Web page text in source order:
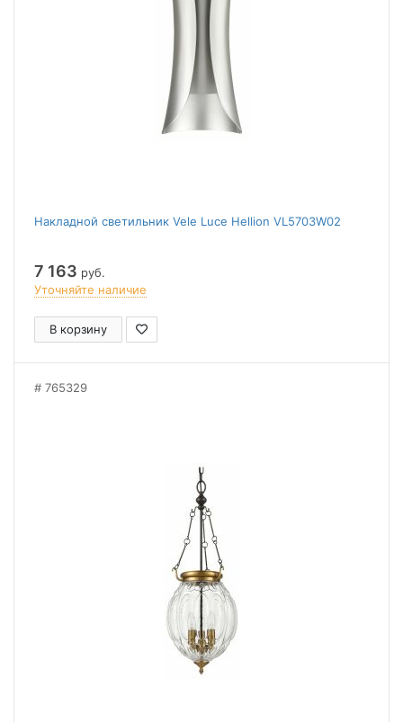
Накладной светильник Vele Luce Hellion VL5703W02
7 163 руб.
Уточняйте наличие
В корзину
765329